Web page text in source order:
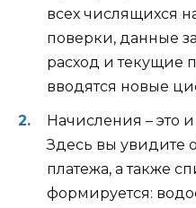
всех числящихся
поверки, данные
расход и текущие
вводятся новые
Начисления – это
Здесь вы увидите
платежа, а также
формируется: